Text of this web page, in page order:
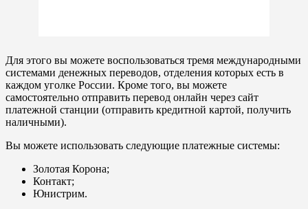
Для этого вы можете воспользоваться тремя международными
системами денежных переводов, отделения которых есть в
каждом уголке России. Кроме того, вы можете
самостоятельно отправить перевод онлайн через сайт
платежной станции (отправить кредитной картой, получить
наличными).
Вы можете использовать следующие платежные системы:
Золотая Корона;
Контакт;
Юнистрим.